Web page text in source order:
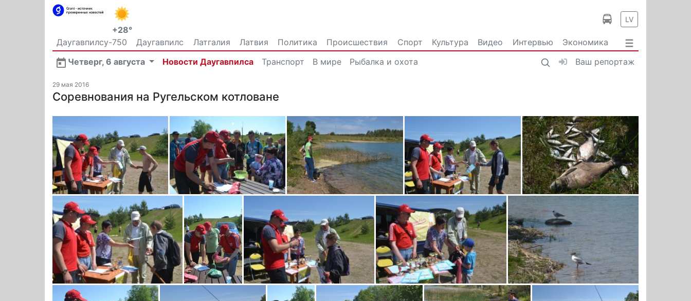
+28°
LV
Даугавпилсу-750 Даугавпилс Латгалия Латвия Политика Происшествия Спорт Культура Видео Интервью
Экономика
Общество
Четверг, 6 августа Новости Даугавпилса Транспорт В мире Рыбалка и охота Ваш репортаж
29 мая 2016
Соревнования на Ругельском котловане